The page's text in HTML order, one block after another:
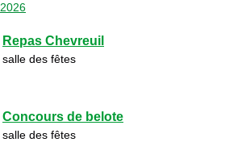
2026
Repas Chevreuil
salle des fêtes
Concours de belote
salle des fêtes